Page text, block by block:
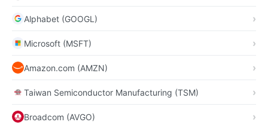
Alphabet (GOOGL)
Microsoft (MSFT)
Amazon.com (AMZN)
Taiwan Semiconductor Manufacturing (TSM)
Broadcom (AVGO)